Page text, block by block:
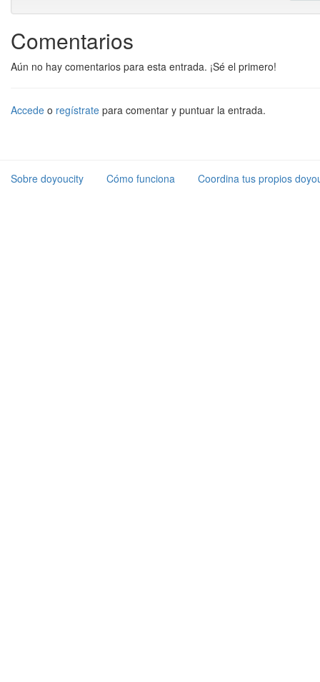
Comentarios
Aún no hay comentarios para esta entrada. ¡Sé el primero!
Accede o regístrate para comentar y puntuar la entrada.
Sobre doyoucity Cómo funciona Coordina tus propios